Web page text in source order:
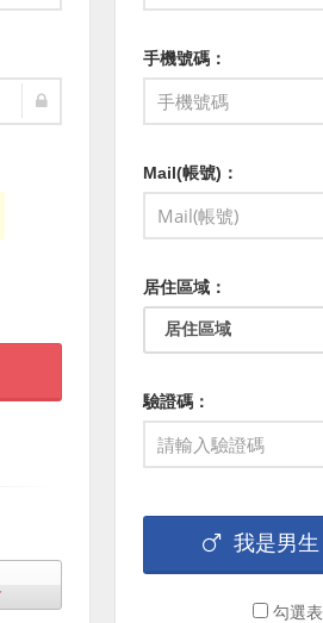
手機號碼：
Mail(帳號)：
居住區域：
驗證碼：
我是男生
勾選